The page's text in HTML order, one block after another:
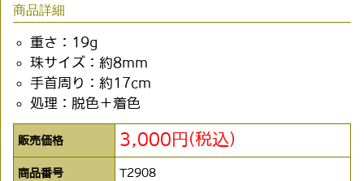
商品詳細
重さ：19g
珠サイズ：約8mm
手首周り：約17cm
処理：脱色＋着色
販売価格 3,000円(税込)
商品番号 T2908